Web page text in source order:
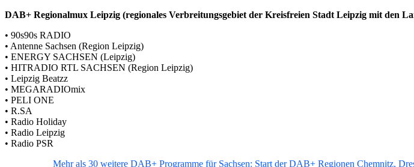
DAB+ Regionalmux Leipzig (regionales Verbreitungsgebiet der Kreisfreien Stadt Leipzig mit den
• 90s90s RADIO
• Antenne Sachsen (Region Leipzig)
• ENERGY SACHSEN (Leipzig)
• HITRADIO RTL SACHSEN (Region Leipzig)
• Leipzig Beatzz
• MEGARADIOmix
• PELI ONE
• R.SA
• Radio Holiday
• Radio Leipzig
• Radio PSR
Mehr als 30 weitere DAB+ Programme für Sachsen: Start der DAB+ Regionen Chemnitz,